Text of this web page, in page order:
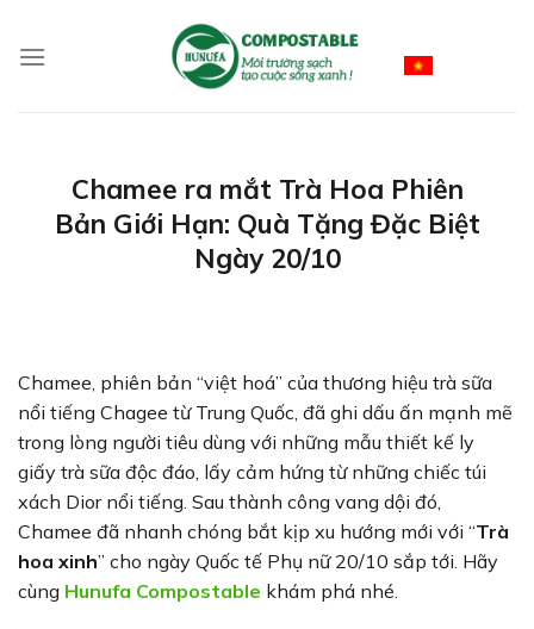
content
Chamee ra mắt Trà Hoa Phiên
Bản Giới Hạn: Quà Tặng Đặc Biệt
Ngày 20/10
Chamee, phiên bản “việt hoá” của thương hiệu trà sữa
nổi tiếng Chagee từ Trung Quốc, đã ghi dấu ấn mạnh mẽ
trong lòng người tiêu dùng với những mẫu thiết kế ly
giấy trà sữa độc đáo, lấy cảm hứng từ những chiếc túi
xách Dior nổi tiếng. Sau thành công vang dội đó,
Chamee đã nhanh chóng bắt kịp xu hướng mới với “Trà
hoa xinh” cho ngày Quốc tế Phụ nữ 20/10 sắp tới. Hãy
cùng Hunufa Compostable khám phá nhé.